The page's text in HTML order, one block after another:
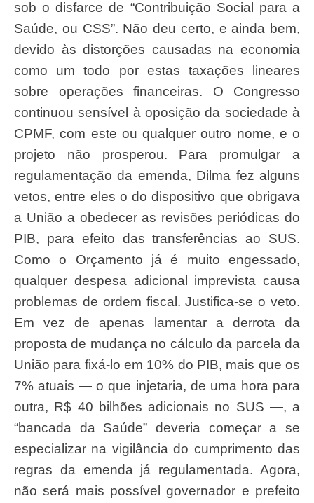
sob o disfarce de “Contribuição Social para a
Saúde, ou CSS”. Não deu certo, e ainda bem,
devido às distorções causadas na economia
como um todo por estas taxações lineares
sobre operações financeiras. O Congresso
continuou sensível à oposição da sociedade à
CPMF, com este ou qualquer outro nome, e o
projeto não prosperou. Para promulgar a
regulamentação da emenda, Dilma fez alguns
vetos, entre eles o do dispositivo que obrigava
a União a obedecer as revisões periódicas do
PIB, para efeito das transferências ao SUS.
Como o Orçamento já é muito engessado,
qualquer despesa adicional imprevista causa
problemas de ordem fiscal. Justifica-se o veto.
Em vez de apenas lamentar a derrota da
proposta de mudança no cálculo da parcela da
União para fixá-lo em 10% do PIB, mais que os
7% atuais — o que injetaria, de uma hora para
outra, R$ 40 bilhões adicionais no SUS —, a
“bancada da Saúde” deveria começar a se
especializar na vigilância do cumprimento das
regras da emenda já regulamentada. Agora,
não será mais possível governador e prefeito